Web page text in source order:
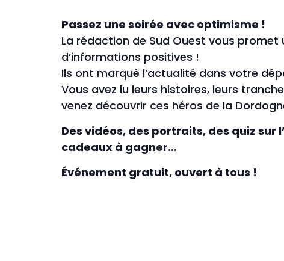
Passez une soirée avec optimisme !
La rédaction de Sud Ouest vous promet
d’informations positives !
Ils ont marqué l’actualité dans votre
Vous avez lu leurs histoires, leurs
venez découvrir ces héros de la
Des vidéos, des portraits, des quiz
cadeaux à gagner…
Événement gratuit, ouvert à tous !